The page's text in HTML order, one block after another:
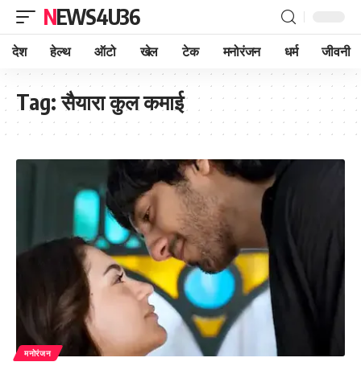
NEWS4U36
देश हेल्थ ऑटो खेल टेक मनोरंजन धर्म जीवनी
Tag:सैयारा कुल कमाई
मनोरंजन